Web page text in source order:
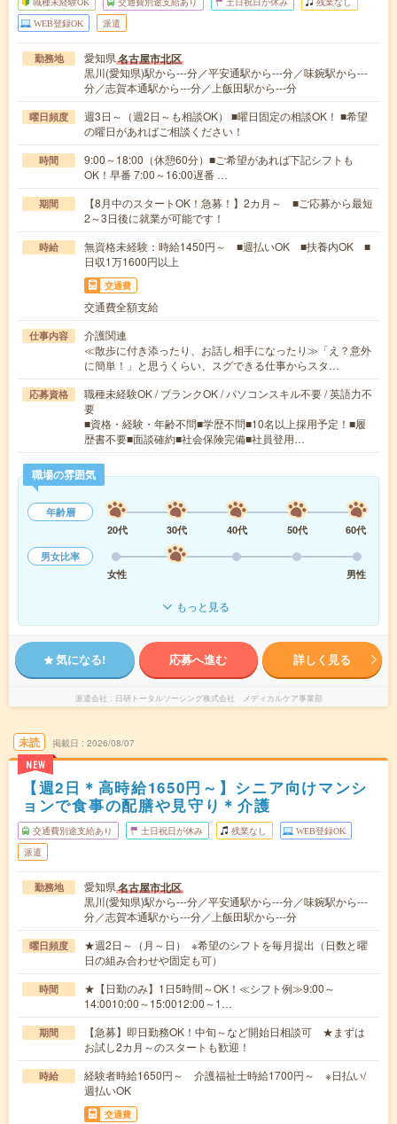
WEB登録OK 派遣
勤務地 愛知県名古屋市北区
黒川(愛知県)駅から---分／平安通駅から---分／味鋺駅から---
分／志賀本通駅から---分／上飯田駅から---分
曜日頻度
週3日～（週2日～も相談OK） ■曜日固定の相談OK！ ■希望
の曜日があればご相談ください！
時間
9:00～18:00（休憩60分）■ご希望があれば下記シフトも
OK！早番 7:00～16:00遅番 …
期間
【8月中のスタートOK！急募！】2カ月～ ■ご応募から最短
2～3日後に就業が可能です！
時給
無資格未経験：時給1450円～ ■週払いOK ■扶養内OK ■
日収1万1600円以上
交通費
交通費全額支給
仕事内容
介護関連
≪散歩に付き添ったり、お話し相手になったり≫「え？意外
に簡単！」と思うくらい、スグできる仕事からスタ…
応募資格
職種未経験OK / ブランクOK / パソコンスキル不要 / 英語力不
要
■資格・経験・年齢不問■学歴不問■10名以上採用予定！■履
歴書不要■面談確約■社会保険完備■社員登用…
職場の雰囲気
年齢層
20代
30代 40代 50代
60代
男女比率
女性
男性
もっと見る
気になる! 応募へ進む 詳しく見る
派遣会社 日研トータルソーシング株式会社 メディカルケア事業部
未読
NEW
掲載日 2026/08/07
【週2日＊高時給1650円～】シニア向けマンシ
ョンで食事の配膳や見守り＊介護
交通費別途支給あり 土日祝日が休み 残業なし WEB登録OK
派遣
勤務地 愛知県名古屋市北区
黒川(愛知県)駅から---分／平安通駅から---分／味鋺駅から---
分／志賀本通駅から---分／上飯田駅から---分
曜日頻度
★週2日～（月～日） ※希望のシフトを毎月提出（日数と曜
日の組み合わせや固定も可）
時間
★【日勤のみ】1日5時間～OK！≪シフト例≫9:00～
14:0010:00～15:0012:00～1…
期間
【急募】即日勤務OK！中旬～など開始日相談可 ★まずは
お試し2カ月～のスタートも歓迎！
時給
経験者時給1650円～ 介護福祉士時給1700円～ ※日払い/
週払いOK
交通費